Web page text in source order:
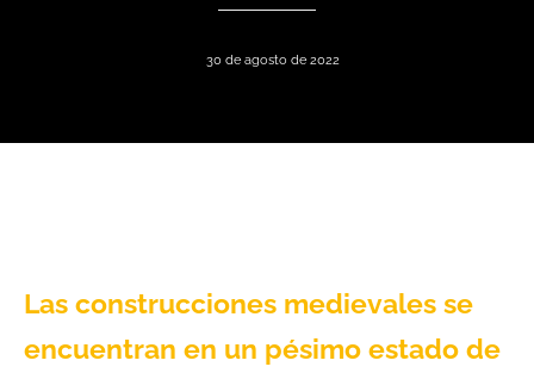
30 de agosto de 2022
Las construcciones medievales se
encuentran en un pésimo estado de